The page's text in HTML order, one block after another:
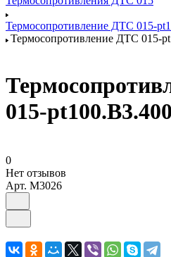
Термосопротивление ДТС 015-
Термосопротивление ДТС 015-
015-pt100.В3.400
0
Нет отзывов
Арт. M3026